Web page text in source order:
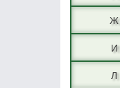
Ж
И
Л